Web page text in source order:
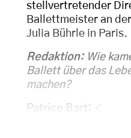
stellvertretender
Ballettmeister an
Julia Bührle in Paris.
Redaktion: Wie
Ballett über das
machen?
Patrice Bart: <